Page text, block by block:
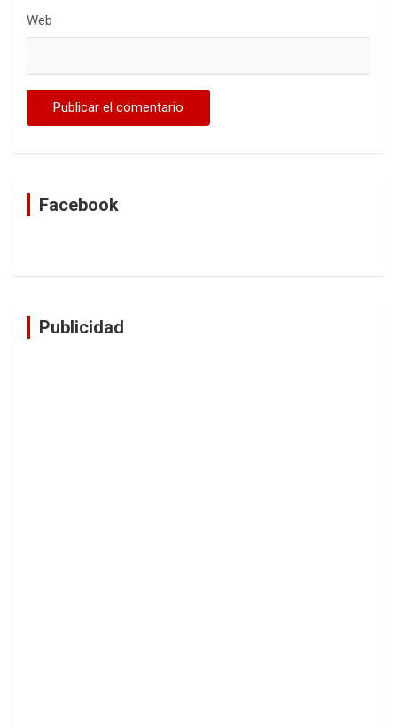
Web
Facebook
Publicidad